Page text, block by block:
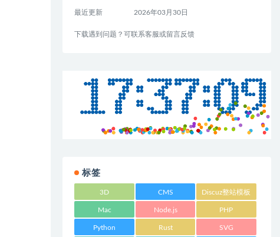
最近更新 2026年03月30日
下载遇到问题？可联系客服或留言反馈
标签
3D CMS Discuz整站模板
Mac Node.js PHP
Python Rust SVG